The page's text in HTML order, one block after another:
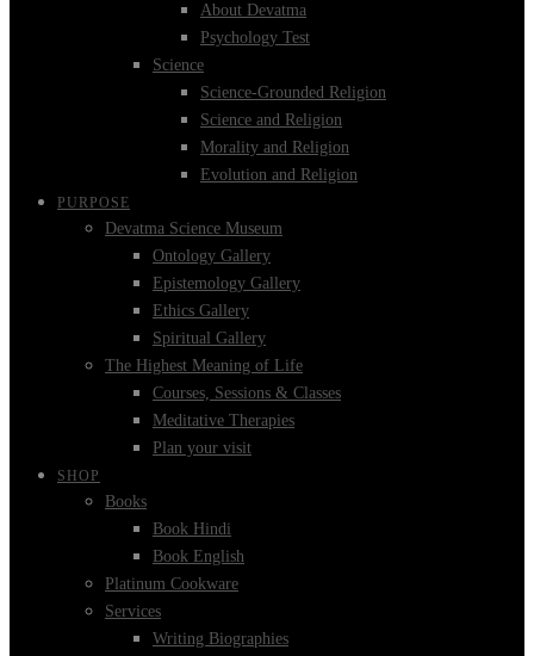
About Devatma
Psychology Test
Science
Science-Grounded Religion
Science and Religion
Morality and Religion
Evolution and Religion
PURPOSE
Devatma Science Museum
Ontology Gallery
Epistemology Gallery
Ethics Gallery
Spiritual Gallery
The Highest Meaning of Life
Courses, Sessions & Classes
Meditative Therapies
Plan your visit
SHOP
Books
Book Hindi
Book English
Platinum Cookware
Services
Writing Biographies